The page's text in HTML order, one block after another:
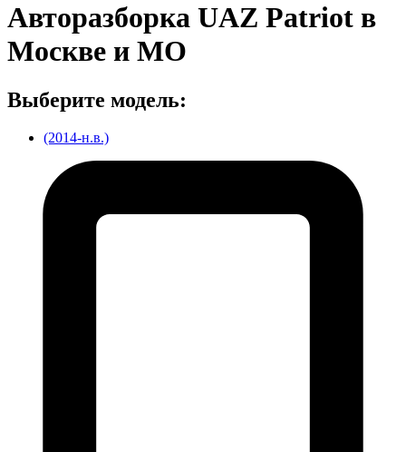
Авторазборка UAZ Patriot в
Москве и МО
Выберите модель:
(2014-н.в.)